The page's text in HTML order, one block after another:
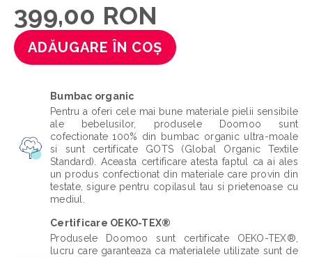
399,00 RON
ADĂUGARE ÎN COȘ
Bumbac organic
Pentru a oferi cele mai bune materiale pielii sensibile
ale bebelusilor, produsele Doomoo sunt
cofectionate 100% din bumbac organic ultra-moale
si sunt certificate GOTS (Global Organic Textile
Standard). Aceasta certificare atesta faptul ca ai ales
un produs confectionat din materiale care provin din
testate, sigure pentru copilasul tau si prietenoase cu
mediul.
Certificare OEKO-TEX®
Produsele Doomoo sunt certificate OEKO-TEX®,
lucru care garanteaza ca materialele utilizate sunt de